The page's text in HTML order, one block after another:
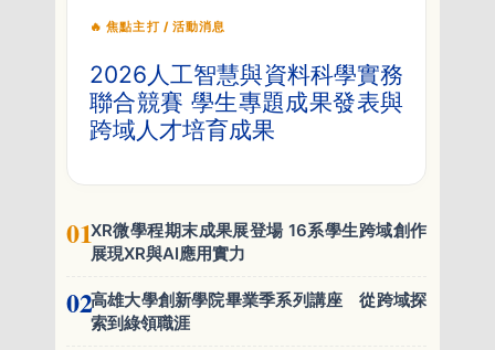
🔥 焦點主打 / 活動消息
2026人工智慧與資料科學實務
聯合競賽 學生專題成果發表與
跨域人才培育成果
01XR微學程期末成果展登場 16系學生跨域創作
展現XR與AI應用實力
02高雄大學創新學院畢業季系列講座 從跨域探
索到綠領職涯